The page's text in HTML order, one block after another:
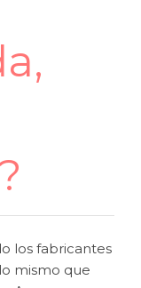
los fabricantes
mismo que